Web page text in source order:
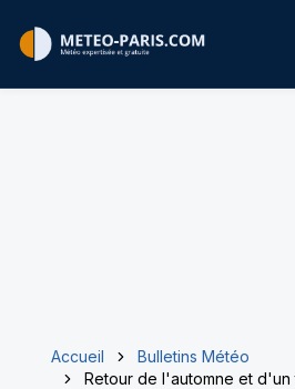
Accueil
Bulletins Météo
Retour de l'automne et d'un